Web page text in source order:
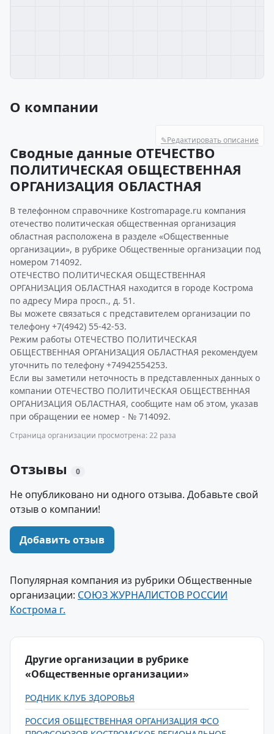
О компании
✎Редактировать описание
Сводные данные ОТЕЧЕСТВО
ПОЛИТИЧЕСКАЯ ОБЩЕСТВЕННАЯ
ОРГАНИЗАЦИЯ ОБЛАСТНАЯ
В телефонном справочнике Kostromapage.ru компания
отечество политическая общественная организация
областная расположена в разделе «Общественные
организации», в рубрике Общественные организации под
номером 714092.
ОТЕЧЕСТВО ПОЛИТИЧЕСКАЯ ОБЩЕСТВЕННАЯ
ОРГАНИЗАЦИЯ ОБЛАСТНАЯ находится в городе Кострома
по адресу Мира просп., д. 51.
Вы можете связаться с представителем организации по
телефону +7(4942) 55-42-53.
Режим работы ОТЕЧЕСТВО ПОЛИТИЧЕСКАЯ
ОБЩЕСТВЕННАЯ ОРГАНИЗАЦИЯ ОБЛАСТНАЯ рекомендуем
уточнить по телефону +74942554253.
Если вы заметили неточность в представленных данных о
компании ОТЕЧЕСТВО ПОЛИТИЧЕСКАЯ ОБЩЕСТВЕННАЯ
ОРГАНИЗАЦИЯ ОБЛАСТНАЯ, сообщите нам об этом, указав
при обращении ее номер - № 714092.
Страница организации просмотрена: 22 раза
Отзывы 0
Не опубликовано ни одного отзыва. Добавьте свой
отзыв о компании!
Добавить отзыв
Популярная компания из рубрики Общественные
организации: СОЮЗ ЖУРНАЛИСТОВ РОССИИ
Кострома г.
Другие организации в рубрике
«Общественные организации»
РОДНИК КЛУБ ЗДОРОВЬЯ
РОССИЯ ОБЩЕСТВЕННАЯ ОРГАНИЗАЦИЯ ФСО